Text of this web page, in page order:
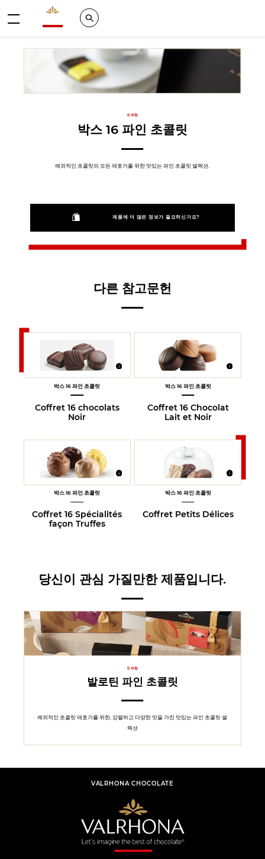
Valrhona - Imaginons le meilleur du chocolat
Search
오퍼링
박스 16 파인 초콜릿
예외적인 초콜릿의 모든 애호가를 위한 맛있는 파인 초콜릿 셀렉션.
제품에 더 많은 정보가 필요하신가요?
다른 참고문헌
박스 16 파인 초콜릿
Coffret 16 chocolats
Noir
박스 16 파인 초콜릿
Coffret 16 Chocolat
Lait et Noir
박스 16 파인 초콜릿
Coffret 16 Spécialités
façon Truffes
박스 16 파인 초콜릿
Coffret Petits Délices
당신이 관심 가질만한 제품입니다.
오퍼링
발로틴 파인 초콜릿
예외적인 초콜릿 애호가를 위한, 강렬하고 다양한 맛을 가진 맛있는 파인 초콜릿 셀
렉션
VALRHONA CHOCOLATE